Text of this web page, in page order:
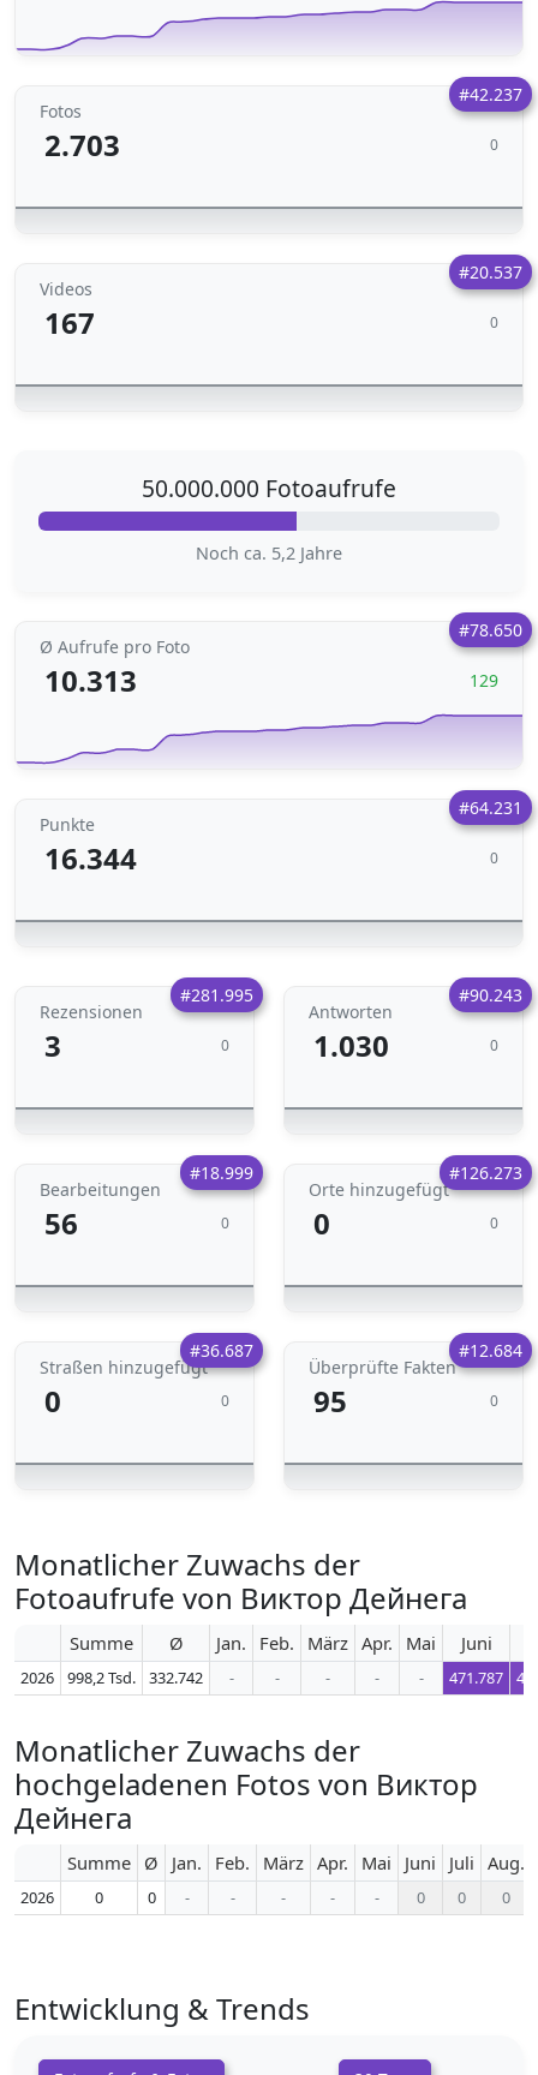
#42.237
Fotos
2.703 0
#20.537
Videos
167 0
50.000.000 Fotoaufrufe
Noch ca. 5,2 Jahre
#78.650
Ø Aufrufe pro Foto
10.313 129
#64.231
Punkte
16.344 0
#281.995
Rezensionen
3 0
#90.243
Antworten
1.030 0
#18.999
Bearbeitungen
56 0
#126.273
Orte hinzugefügt
0 0
#36.687
Straßen hinzugefügt
0 0
#12.684
Überprüfte Fakten
95 0
Monatlicher Zuwachs der
Fotoaufrufe von Виктор Дейнега
Summe Ø Jan. Feb. März Apr. Mai Juni
2026 998,2 Tsd. 332.742 - - - - - 471.787
Monatlicher Zuwachs der
hochgeladenen Fotos von Виктор
Дейнега
Summe Ø Jan. Feb. März Apr. Mai Juni Juli Aug.
2026 0 0 - - - - - 0 0 0
Entwicklung & Trends